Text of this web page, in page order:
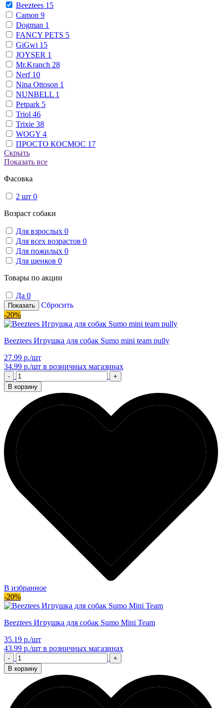
Beeztees 15
Camon 9
Dogman 1
FANCY PETS 5
GiGwi 15
JOYSER 1
Mr.Kranch 28
Nerf 10
Nina Ottoson 1
NUNBELL 1
Petpark 5
Triol 46
Trixie 38
WOGY 4
ПРОСТО КОСМОС 17
Скрыть
Показать все
Фасовка
2 шт 0
Возраст собаки
Для взрослых 0
Для всех возрастов 0
Для пожилых 0
Для щенков 0
Товары по акции
Да 0
Показать
Сбросить
-20%
Beeztees Игрушка для собак Sumo mini team pully
27.99 р./шт
34.99 р./шт в розничных магазинах
-
+
В корзину
В избранное
-20%
Beeztees Игрушка для собак Sumo Mini Team
35.19 р./шт
43.99 р./шт в розничных магазинах
-
+
В корзину